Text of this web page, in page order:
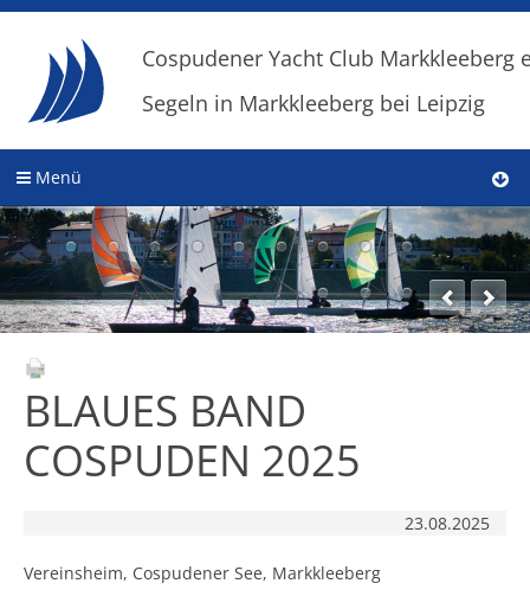
Cospudener Yacht Club Markkleeberg
Segeln in Markkleeberg bei Leipzig
Menü
BLAUES BAND
COSPUDEN 2025
23.08.2025
Vereinsheim, Cospudener See, Markkleeberg